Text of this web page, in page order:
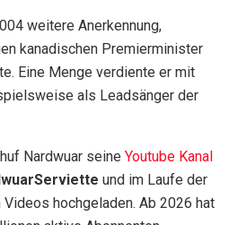
weitere Anerkennung,
kanadischen Premierminister
Eine Menge verdiente er mit
als Leadsänger der
Nardwuar seine Youtube Kanal
und im Laufe der
hochgeladen. Ab 2026 hat